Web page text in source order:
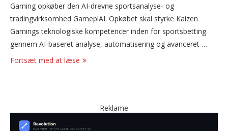
Gaming opkøber den AI-drevne sportsanalyse- og
tradingvirksomhed GameplAI. Opkøbet skal styrke Kaizen
Gamings teknologiske kompetencer inden for sportsbetting
gennem AI-baseret analyse, automatisering og avanceret …
Fortsæt med at læse
Reklame